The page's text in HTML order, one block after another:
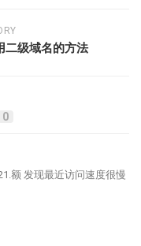
级域名的方法
0
额 发现最近访问速度很慢